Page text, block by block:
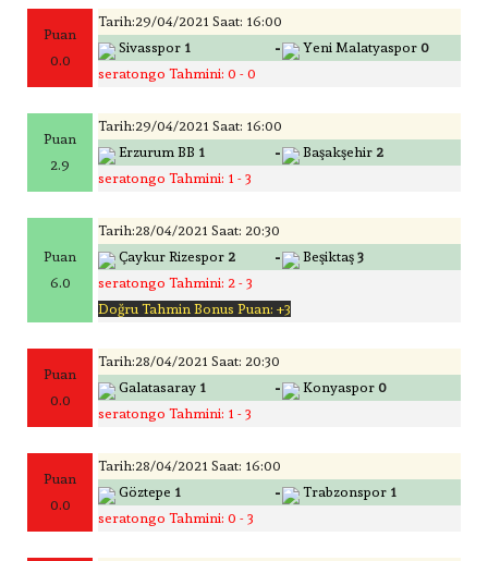
Puan
0.0
Tarih:29/04/2021 Saat: 16:00
Sivasspor 1 - Yeni Malatyaspor 0
seratongo Tahmini: 0 - 0
Puan
2.9
Tarih:29/04/2021 Saat: 16:00
Erzurum BB 1 - Başakşehir 2
seratongo Tahmini: 1 - 3
Puan
6.0
Tarih:28/04/2021 Saat: 20:30
Çaykur Rizespor 2 - Beşiktaş 3
seratongo Tahmini: 2 - 3
Doğru Tahmin Bonus Puan: +3
Puan
0.0
Tarih:28/04/2021 Saat: 20:30
Galatasaray 1 - Konyaspor 0
seratongo Tahmini: 1 - 3
Puan
0.0
Tarih:28/04/2021 Saat: 16:00
Göztepe 1 - Trabzonspor 1
seratongo Tahmini: 0 - 3